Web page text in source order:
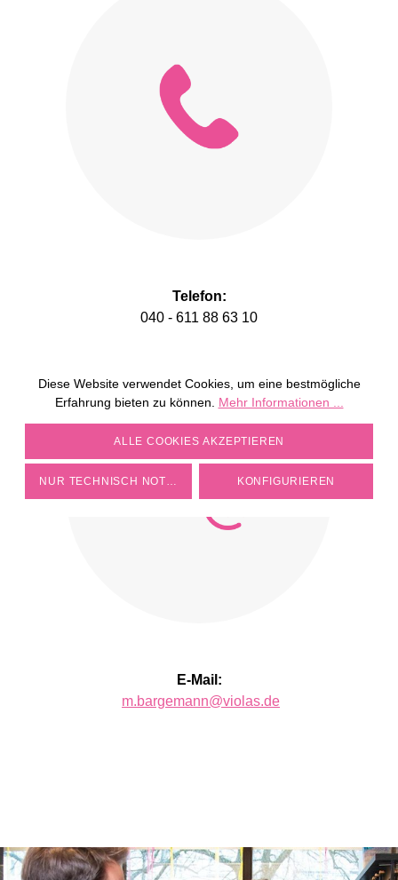
Telefon:
040 - 611 88 63 10
E-Mail:
m.bargemann@violas.de
Diese Website verwendet Cookies, um eine bestmögliche
Erfahrung bieten zu können. Mehr Informationen ...
COOKIE-EINSTELLUNGEN
ALLE COOKIES AKZEPTIEREN
NUR TECHNISCH NOTWENDIGE KONFIGURIEREN